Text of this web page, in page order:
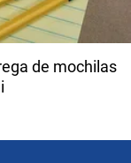
de mochilas